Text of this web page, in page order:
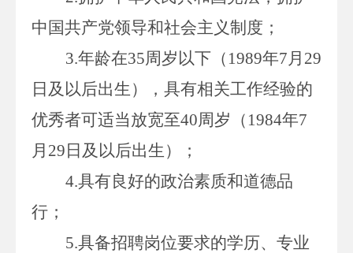
中国共产党领导和社会主义制度；
3.年龄在35周岁以下（ 1989年7月 29
日及以后出生），具有相关工作经验的
优秀者可适当放宽至40周岁（ 1984年7
月 29 日及以后出生）；
4.具有良好的政治素质和道德品
行；
5.具备招聘岗位要求的学历、专业